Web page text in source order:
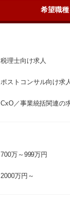
希望職
税理士向け求人
ポストコンサル向け求人
CxO／事業統括関連の
700万～999万円
2000万円～